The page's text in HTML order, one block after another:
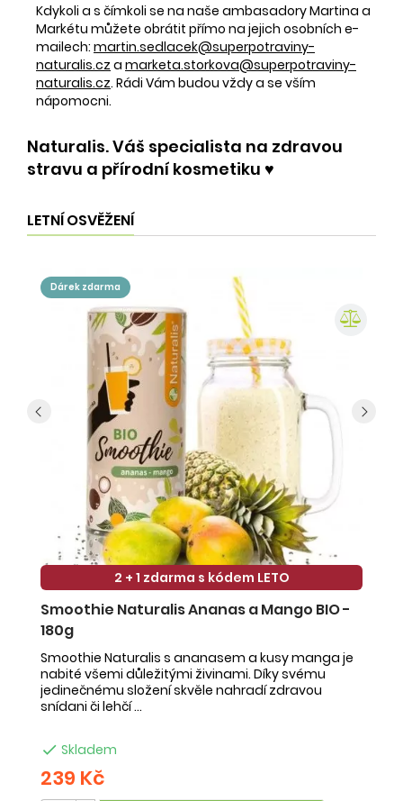
Kdykoli a s čímkoli se na naše ambasadory Martina a
Markétu můžete obrátit přímo na jejich osobních e-
mailech: martin.sedlacek@superpotraviny-
naturalis.cz a marketa.storkova@superpotraviny-
naturalis.cz. Rádi Vám budou vždy a se vším
nápomocni.
Naturalis. Váš specialista na zdravou
stravu a přírodní kosmetiku ♥️
LETNÍ OSVĚŽENÍ
dárek zdarma
2 + 1 zdarma s kódem LETO
Smoothie Naturalis Ananas a Mango BIO -
180g
Smoothie Naturalis s ananasem a kusy manga je
nabité všemi důležitými živinami. Díky svému
jedinečnému složení skvěle nahradí zdravou
snídani či lehčí ...
 Skladem
239 Kč